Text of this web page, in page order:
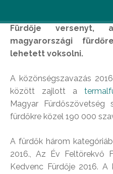
Fürdője versenyt,
magyarországi
lehetett voksolni.
A közönségszavazás
között zajlott a
Magyar Fürdőszövetség
fürdőkre közel 190 000
A fürdők három
2016., Az Év Feltörekvő
Kedvenc Fürdője 2016.